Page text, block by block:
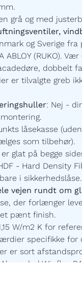
grå og med
og Sverige
ABLOY (RUKO).
dobbelt
er tilvalgte greb
: Nej -
låsekasse
som tilbehør).
er glat på begge
- Hard Density
i sikkerhedslåse.
vejen rundt om
der forlænger
pænt finish.
W/m2 K for
specifikke for
er sort
Akzonobel Winflex